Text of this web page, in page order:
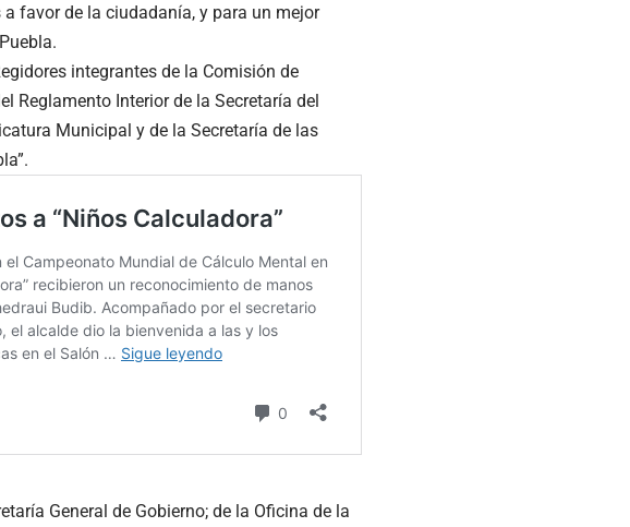
favor de la ciudadanía, y para un mejor
integrantes de la Comisión de
Reglamento Interior de la Secretaría del
Municipal y de la Secretaría de las
General de Gobierno; de la Oficina de la